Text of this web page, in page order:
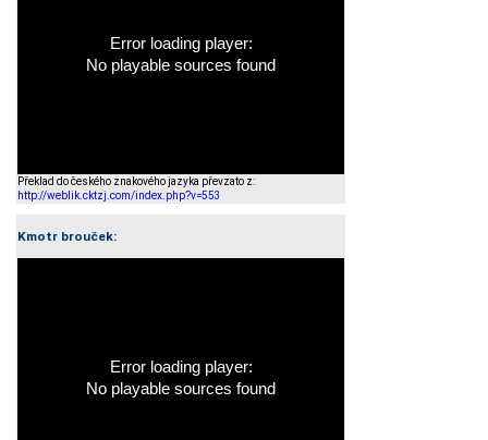
Error loading player:
No playable sources found
Překlad do českého znakového jazyka převzato z:
http://weblik.cktzj.com/index.php?v=553
Kmotr brouček:
Error loading player:
No playable sources found